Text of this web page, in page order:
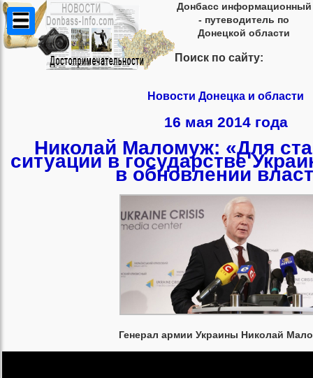
Донбасс информационный
- путеводитель по
Донецкой области
Поиск по сайту:
Новости Донецка и области
16 мая 2014 года
Николай Маломуж: «Для
ситуации в государстве
в обновлении
Генерал армии Украины Николай